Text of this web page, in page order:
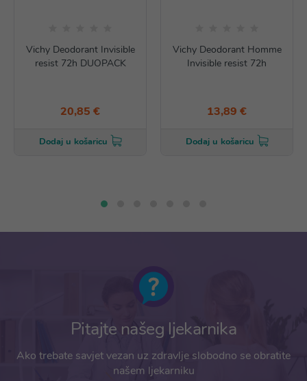
Vichy Deodorant Invisible
resist 72h DUOPACK
20,85 €
Dodaj u košaricu
Vichy Deodorant Homme
Invisible resist 72h
13,89 €
Dodaj u košaricu
Pitajte našeg ljekarnika
Ako trebate savjet vezan uz zdravlje slobodno se obratite
našem ljekarniku